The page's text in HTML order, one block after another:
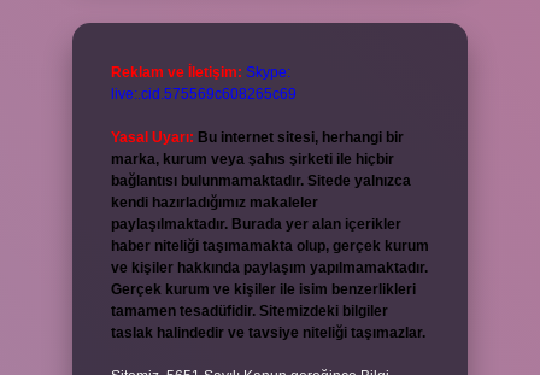
Reklam ve İletişim: Skype:
live:.cid.575569c608265c69
Yasal Uyarı: Bu internet sitesi, herhangi bir
marka, kurum veya şahıs şirketi ile hiçbir
bağlantısı bulunmamaktadır. Sitede yalnızca
kendi hazırladığımız makaleler
paylaşılmaktadır. Burada yer alan içerikler
haber niteliği taşımamakta olup, gerçek kurum
ve kişiler hakkında paylaşım yapılmamaktadır.
Gerçek kurum ve kişiler ile isim benzerlikleri
tamamen tesadüfidir. Sitemizdeki bilgiler
taslak halindedir ve tavsiye niteliği taşımazlar.